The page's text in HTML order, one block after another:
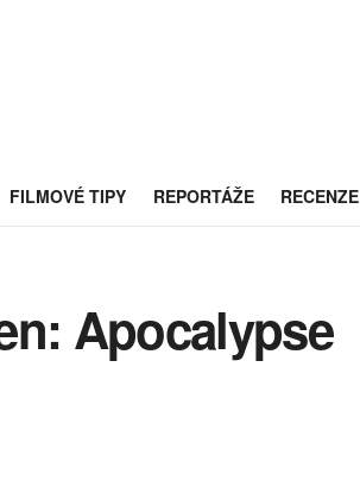
FILMOVÉ TIPY REPORTÁŽE RECENZE
Apocalypse